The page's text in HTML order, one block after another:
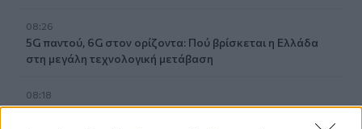
08:26
5G παντού, 6G στον ορίζοντα: Πού βρίσκεται η Ελλάδα
στη μεγάλη τεχνολογική μετάβαση
08:18
Ειδικό Χωροταξικό για τον Τουρισμό: Οι νέοι κανόνες